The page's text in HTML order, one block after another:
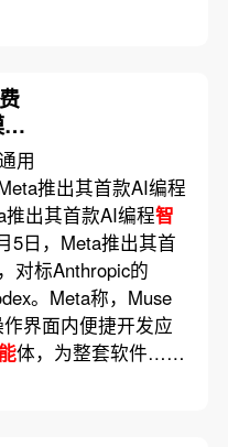
布
用
推出其首款AI编程
出其首款AI编程智
5日，Meta推出其首
对标Anthropic的
。Meta称，Muse
界面内便捷开发应
体，为整套软件……